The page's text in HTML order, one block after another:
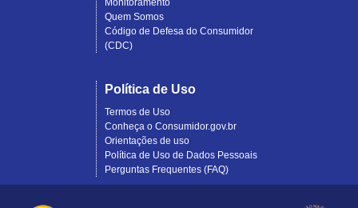
Monitoramento
Quem Somos
Código de Defesa do Consumidor
(CDC)
Política de Uso
Termos de Uso
Conheça o Consumidor.gov.br
Orientações de uso
Política de Uso de Dados Pessoais
Perguntas Frequentes (FAQ)